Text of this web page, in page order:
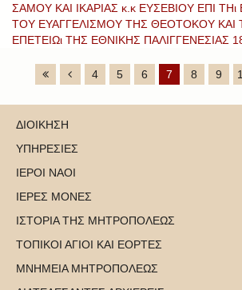
ΣΑΜΟΥ ΚΑΙ ΙΚΑΡΙΑΣ κ.κ ΕΥΣΕΒΙΟΥ ΕΠΙ ΤΗι
ΤΟΥ ΕΥΑΓΓΕΛΙΣΜΟΥ ΤΗΣ ΘΕΟΤΟΚΟΥ ΚΑΙ
ΕΠΕΤΕΙΩι ΤΗΣ ΕΘΝΙΚΗΣ ΠΑΛΙΓΓΕΝΕΣΙΑΣ
4 5 6 7 8 9
ΔΙΟΙΚΗΣΗ
ΥΠΗΡΕΣΙΕΣ
ΙΕΡΟΙ ΝΑΟΙ
ΙΕΡΕΣ ΜΟΝΕΣ
ΙΣΤΟΡΙΑ ΤΗΣ ΜΗΤΡΟΠΟΛΕΩΣ
ΤΟΠΙΚΟΙ ΑΓΙΟΙ ΚΑΙ ΕΟΡΤΕΣ
ΜΝΗΜΕΙΑ ΜΗΤΡΟΠΟΛΕΩΣ